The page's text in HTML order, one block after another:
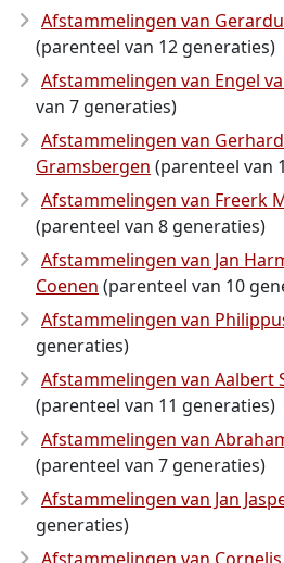
Afstammelingen van
(parenteel van 12 generaties)
Afstammelingen van Engel
van 7 generaties)
Afstammelingen van
Gramsbergen (parenteel van
Afstammelingen van Freerk
(parenteel van 8 generaties)
Afstammelingen van Jan
Coenen (parenteel van 10
Afstammelingen van
generaties)
Afstammelingen van Aalbert
(parenteel van 11 generaties)
Afstammelingen van
(parenteel van 7 generaties)
Afstammelingen van Jan
generaties)